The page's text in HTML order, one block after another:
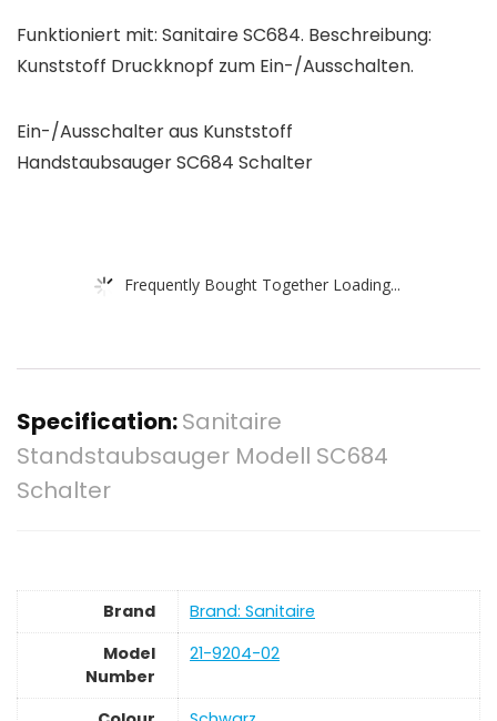
Funktioniert mit: Sanitaire SC684. Beschreibung:
Kunststoff Druckknopf zum Ein-/Ausschalten.
Ein-/Ausschalter aus Kunststoff
Handstaubsauger SC684 Schalter
Frequently Bought Together Loading...
Specification:Sanitaire
Standstaubsauger Modell SC684
Schalter
Brand
Brand: Sanitaire
Model
Number
‎21-9204-02